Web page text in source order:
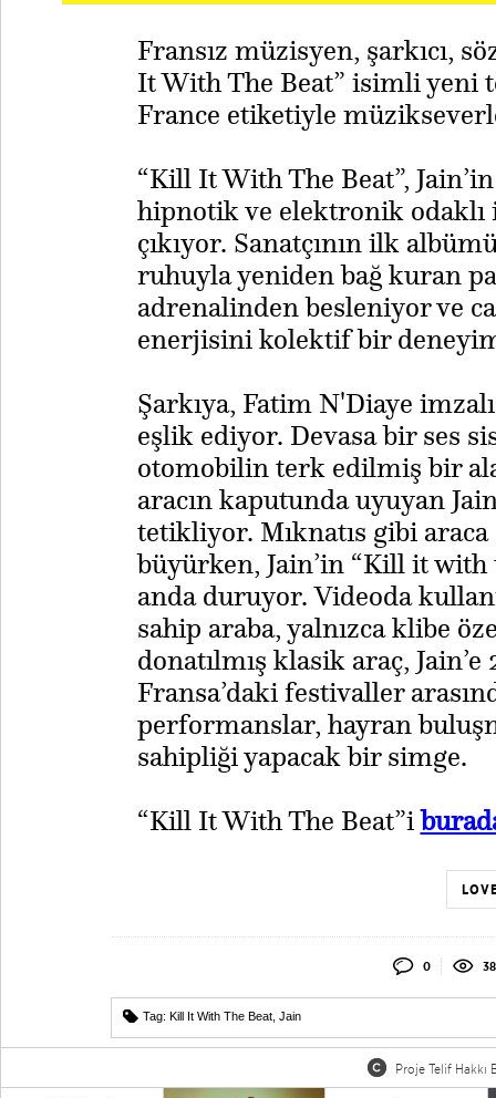
Fransız müzisyen, şarkıcı,
It With The Beat” isimli yeni
France etiketiyle
“Kill It With The Beat”,
hipnotik ve elektronik
çıkıyor. Sanatçının ilk
ruhuyla yeniden bağ kuran
adrenalinden besleniyor ve
enerjisini kolektif bir
Şarkıya, Fatim N'Diaye
eşlik ediyor. Devasa bir ses
otomobilin terk edilmiş bir
aracın kaputunda uyuyan
tetikliyor. Mıknatıs gibi
büyürken, Jain’in “Kill it
anda duruyor. Videoda
sahip araba, yalnızca klibe
donatılmış klasik araç,
Fransa’daki festivaller
performanslar, hayran
sahipliği yapacak bir simge.
​​“Kill It With The Beat”i
0
Tag: Kill It With The Beat Jain
Proje Telif Hakkı